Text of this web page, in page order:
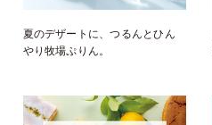
夏のデザートに、つるんとひん
やり牧場ぷりん。